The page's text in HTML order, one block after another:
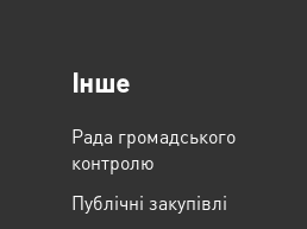
Інше
Рада громадського
контролю
Публічні закупівлі